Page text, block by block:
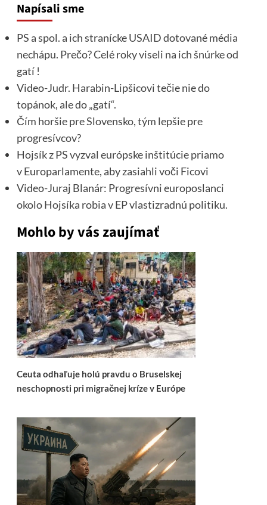
Napísali sme
PS a spol. a ich stranícke USAID dotované média
nechápu. Prečo? Celé roky viseli na ich šnúrke od
gatí !
Video-Judr. Harabin-Lipšicovi tečie nie do
topánok, ale do „gatí“.
Čím horšie pre Slovensko, tým lepšie pre
progresívcov?
Hojsík z PS vyzval európske inštitúcie priamo
v Europarlamente, aby zasiahli voči Ficovi
Video-Juraj Blanár: Progresívni europoslanci
okolo Hojsíka robia v EP vlastizradnú politiku.
Mohlo by vás zaujímať
Ceuta odhaľuje holú pravdu o Bruselskej
neschopnosti pri migračnej kríze v Európe